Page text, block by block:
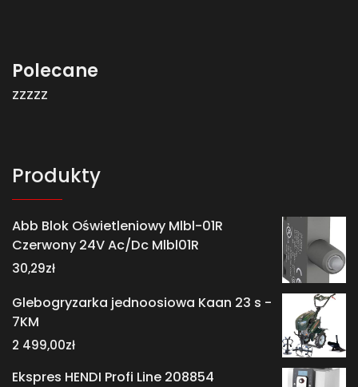
Polecane
zzzzz
Produkty
Abb Blok Oświetleniowy Mlbl-01R
Czerwony 24V Ac/Dc Mlbl01R
30,29zł
Glebogryzarka jednoosiowa Kaan 23 s -
7KM
2 499,00zł
Ekspres HENDI Profi Line 208854